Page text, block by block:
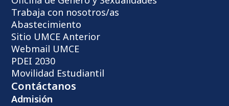
Trabaja con nosotros/as
Abastecimiento
Sitio UMCE Anterior
Webmail UMCE
PDEI 2030
Movilidad Estudiantil
Contáctanos
Admisión